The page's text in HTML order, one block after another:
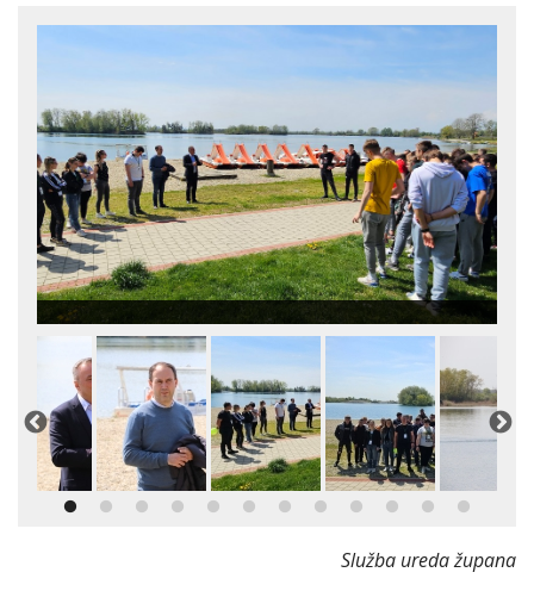
Služba ureda župana